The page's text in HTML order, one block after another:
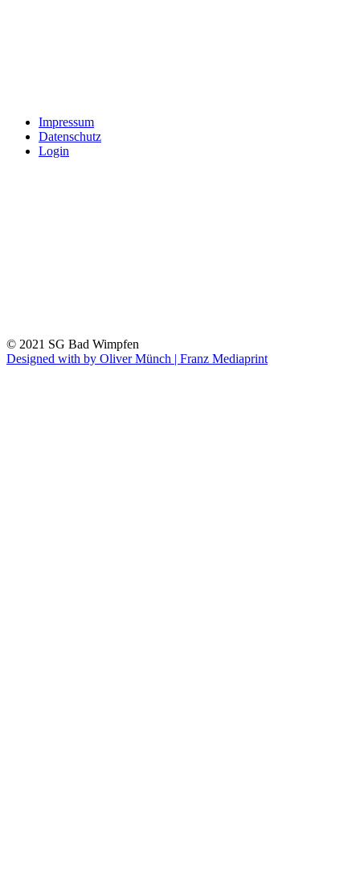
Impressum
Datenschutz
Login
© 2021 SG Bad Wimpfen
Designed with by Oliver Münch | Franz Mediaprint